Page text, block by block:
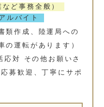
ど事務全般）
ルバイト
類作成、陸運局への
の運転があります）
対 その他お願いさ
募歓迎、丁寧にサポ